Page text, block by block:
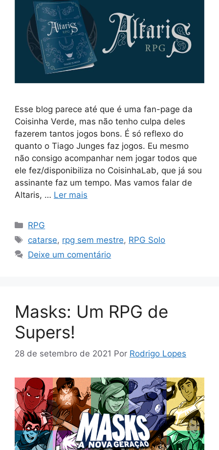
Esse blog parece até que é uma fan-page da
Coisinha Verde, mas não tenho culpa deles
fazerem tantos jogos bons. É só reflexo do
quanto o Tiago Junges faz jogos. Eu mesmo
não consigo acompanhar nem jogar todos que
ele fez/disponibiliza no CoisinhaLab, que já sou
assinante faz um tempo. Mas vamos falar de
Altaris, … Ler mais
Categorias
RPG
Tags
catarse, rpg sem mestre, RPG Solo
Deixe um comentário
Masks: Um RPG de
Supers!
28 de setembro de 2021 Por Rodrigo Lopes